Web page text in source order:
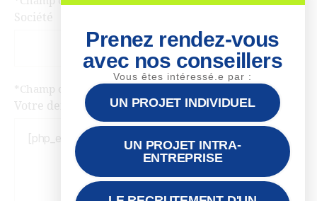
Société
*Champ obligatoire
Votre demande
Prenez rendez-vous
avec nos conseillers
Vous êtes intéressé.e par :
UN PROJET INDIVIDUEL
UN PROJET INTRA-
ENTREPRISE